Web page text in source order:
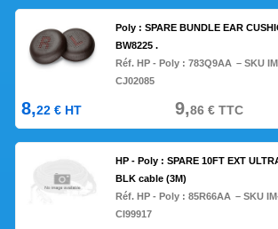
Poly : SPARE BUNDLE EAR
BW8225 .
Réf. HP - Poly :783Q9AA – SKU
CJ02085
8,22 € HT 9,86€TTC
HP - Poly : SPARE 10FT EXT
BLK cable (3M)
Réf. HP - Poly :85R66AA – SKU
CI99917